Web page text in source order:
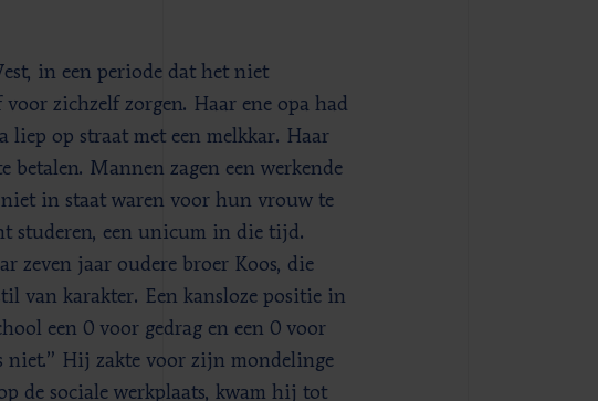
in een periode dat het niet
zichzelf zorgen. Haar ene opa had
liep op straat met een melkkar. Haar
Mannen zagen een werkende
in staat waren voor hun vrouw te
studeren, een unicum in die tijd.
zeven jaar oudere broer Koos, die
van karakter. Een kansloze positie in
een 0 voor gedrag en een 0 voor
niet.” Hij zakte voor zijn mondelinge
de sociale werkplaats, kwam hij tot